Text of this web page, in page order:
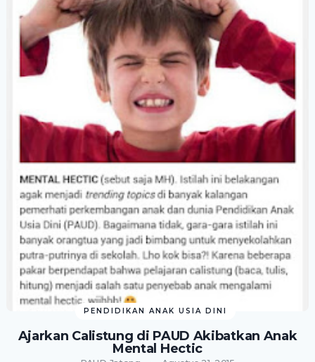
PENDIDIKAN ANAK USIA DINI
Ajarkan Calistung di PAUD Akibatkan Anak
Mental Hectic